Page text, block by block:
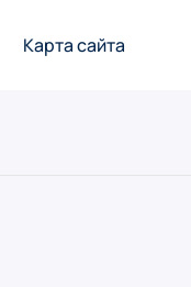
Карта сайта